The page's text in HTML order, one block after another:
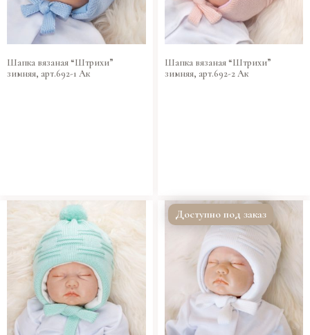
Шапка вязаная “Штрихи”
зимняя, арт.692-1 Ак
Шапка вязаная “Штрихи”
зимняя, арт.692-2 Ак
Доступно под заказ